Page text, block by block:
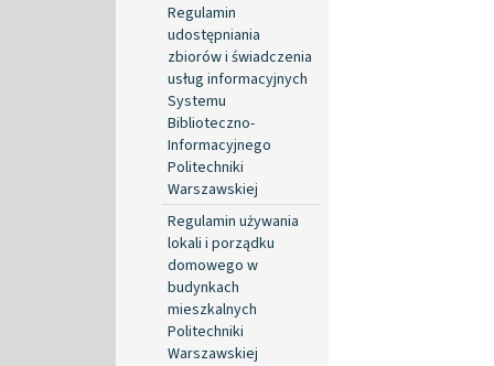
Regulamin
udostępniania
zbiorów i świadczenia
usług informacyjnych
Systemu
Biblioteczno-
Informacyjnego
Politechniki
Warszawskiej
Regulamin używania
lokali i porządku
domowego w
budynkach
mieszkalnych
Politechniki
Warszawskiej